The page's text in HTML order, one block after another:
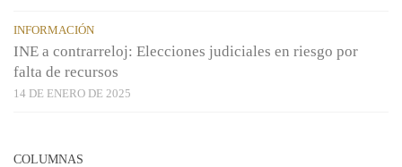
INFORMACIÓN
INE a contrarreloj: Elecciones judiciales en riesgo por
falta de recursos
14 DE ENERO DE 2025
COLUMNAS